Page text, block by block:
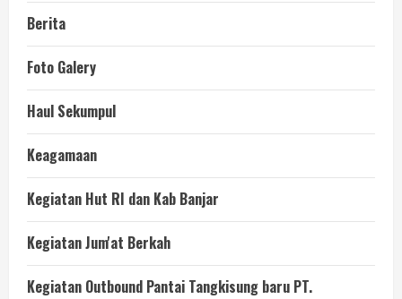
Berita
Foto Galery
Haul Sekumpul
Keagamaan
Kegiatan Hut RI dan Kab Banjar
Kegiatan Jum'at Berkah
Kegiatan Outbound Pantai Tangkisung baru PT.